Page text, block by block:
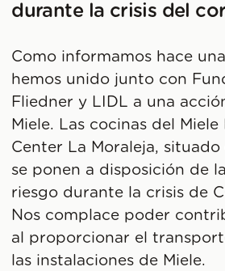
durante la crisis del
Como informamos hace
hemos unido junto con
Fliedner y LIDL a una
Miele. Las cocinas del
Center La Moraleja,
se ponen a disposición de
riesgo durante la crisis de
Nos complace poder
al proporcionar el
las instalaciones de Miele.